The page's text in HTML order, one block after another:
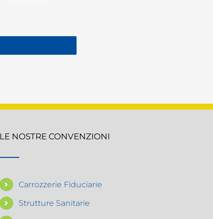
LE NOSTRE CONVENZIONI
Carrozzerie Fiduciarie
Strutture Sanitarie